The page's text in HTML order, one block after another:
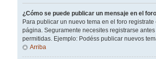
¿Cómo se puede publicar un mensaje en el
Para publicar un nuevo tema en el foro
página. Seguramente necesites registrarse
permitidas. Ejemplo: Podéss publicar nuevos
Arriba